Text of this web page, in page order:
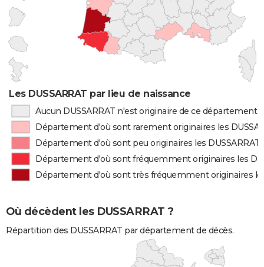
Les DUSSARRAT par lieu de naissance
Aucun DUSSARRAT n'est originaire de ce département
Département d'où sont rarement originaires les
Département d'où sont peu originaires les DUSSARRAT
Département d'où sont fréquemment originaires les
Département d'où sont très fréquemment originaires
Où décèdent les DUSSARRAT ?
Répartition des DUSSARRAT par département de décès.